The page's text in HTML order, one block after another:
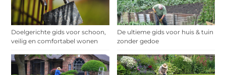
Doelgerichte gids voor schoon,
veilig en comfortabel wonen
De ultieme gids voor huis & tuin
zonder gedoe